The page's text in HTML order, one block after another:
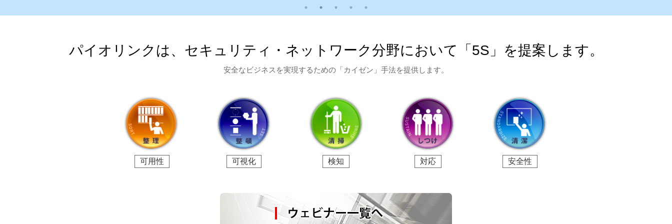
パイオリンクは、セキュリティ・ネットワーク分野において「5S」を提案します。
安全なビジネスを実現するための「カイゼン」手法を提供します。
可用性 可視化 検知 対応 安全性